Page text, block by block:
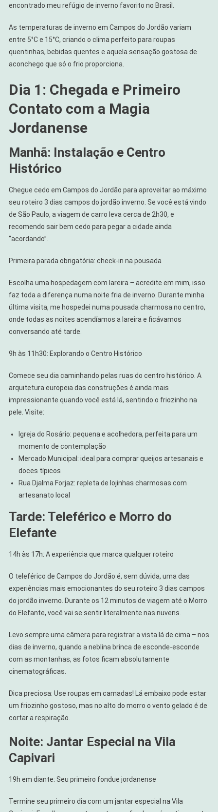
encontrado meu refúgio de inverno favorito no Brasil.
As temperaturas de inverno em Campos do Jordão variam
entre 5°C e 15°C, criando o clima perfeito para roupas
quentinhas, bebidas quentes e aquela sensação gostosa de
aconchego que só o frio proporciona.
Dia 1: Chegada e Primeiro
Contato com a Magia
Jordanense
Manhã: Instalação e Centro
Histórico
Chegue cedo em Campos do Jordão para aproveitar ao máximo
seu roteiro 3 dias campos do jordão inverno. Se você está vindo
de São Paulo, a viagem de carro leva cerca de 2h30, e
recomendo sair bem cedo para pegar a cidade ainda
“acordando”.
Primeira parada obrigatória: check-in na pousada
Escolha uma hospedagem com lareira – acredite em mim, isso
faz toda a diferença numa noite fria de inverno. Durante minha
última visita, me hospedei numa pousada charmosa no centro,
onde todas as noites acendíamos a lareira e ficávamos
conversando até tarde.
9h às 11h30: Explorando o Centro Histórico
Comece seu dia caminhando pelas ruas do centro histórico. A
arquitetura europeia das construções é ainda mais
impressionante quando você está lá, sentindo o friozinho na
pele. Visite:
Igreja do Rosário: pequena e acolhedora, perfeita para um
momento de contemplação
Mercado Municipal: ideal para comprar queijos artesanais e
doces típicos
Rua Djalma Forjaz: repleta de lojinhas charmosas com
artesanato local
Tarde: Teleférico e Morro do
Elefante
14h às 17h: A experiência que marca qualquer roteiro
O teleférico de Campos do Jordão é, sem dúvida, uma das
experiências mais emocionantes do seu roteiro 3 dias campos
do jordão inverno. Durante os 12 minutos de viagem até o Morro
do Elefante, você vai se sentir literalmente nas nuvens.
Levo sempre uma câmera para registrar a vista lá de cima – nos
dias de inverno, quando a neblina brinca de esconde-esconde
com as montanhas, as fotos ficam absolutamente
cinematográficas.
Dica preciosa: Use roupas em camadas! Lá embaixo pode estar
um friozinho gostoso, mas no alto do morro o vento gelado é de
cortar a respiração.
Noite: Jantar Especial na Vila
Capivari
19h em diante: Seu primeiro fondue jordanense
Termine seu primeiro dia com um jantar especial na Vila